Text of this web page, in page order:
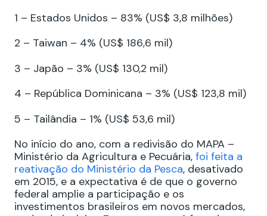
1 – Estados Unidos – 83% (US$ 3,8 milhões)
2 – Taiwan – 4% (US$ 186,6 mil)
3 – Japão – 3% (US$ 130,2 mil)
4 – República Dominicana – 3% (US$ 123,8 mil)
5 – Tailândia – 1% (US$ 53,6 mil)
No início do ano, com a redivisão do MAPA –
Ministério da Agricultura e Pecuária, foi feita a
reativação do Ministério da Pesca, desativado
em 2015, e a expectativa é de que o governo
federal amplie a participação e os
investimentos brasileiros em novos mercados,